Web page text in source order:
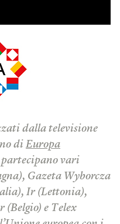
dalla televisione
di Europa
partecipano vari
Gazeta Wyborcza
Ir (Lettonia),
e Telex